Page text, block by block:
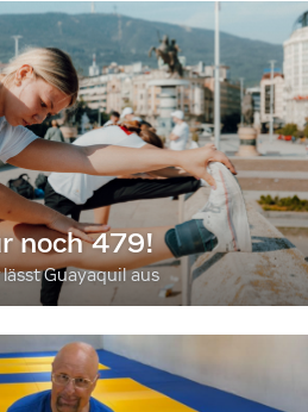
noch 479!
Guayaquil aus